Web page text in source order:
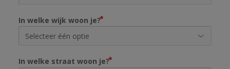
In welke wijk woon je?
In welke straat woon je?